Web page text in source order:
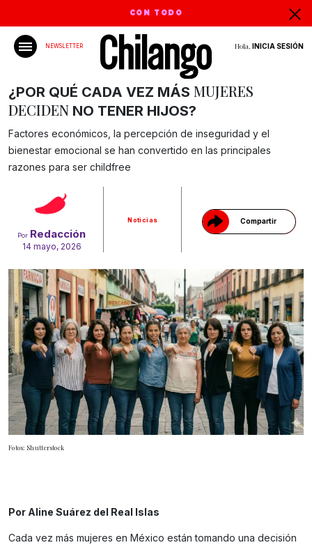
CON TODO
NEWSLETTER Hola, INICIA SESIÓN
Por Redacción
14 mayo, 2026
Noticias Compartir
Gracias!
¿POR QUÉ CADA VEZ MÁS MUJERES
DECIDEN NO TENER HIJOS?
Factores económicos, la percepción de inseguridad y el
bienestar emocional se han convertido en las principales
razones para ser childfree
Fotos: Shutterstock
Por Aline Suárez del Real Islas
Cada vez más mujeres en México están tomando una decisión